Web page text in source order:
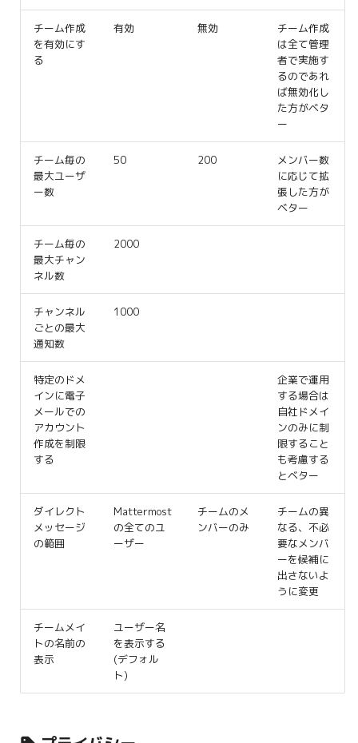
チーム作成
を有効にす
る
有効 無効
チーム作成
は全て管理
者で実施す
るのであれ
ば無効化し
た方がベタ
ー
チーム毎の
最大ユーザ
ー数
50 200
メンバー数
に応じて拡
張した方が
ベター
チーム毎の
最大チャン
ネル数
2000
チャンネル
ごとの最大
通知数
1000
特定のドメ
インに電子
メールでの
アカウント
作成を制限
する
企業で運用
する場合は
自社ドメイ
ンのみに制
限すること
も考慮する
とベター
ダイレクト
メッセージ
の範囲
Mattermost
の全てのユ
ーザー
チームのメ
ンバーのみ
チームの異
なる、不必
要なメンバ
ーを候補に
出さないよ
うに変更
チームメイ
トの名前の
表示
ユーザー名
を表示する
(デフォル
ト)